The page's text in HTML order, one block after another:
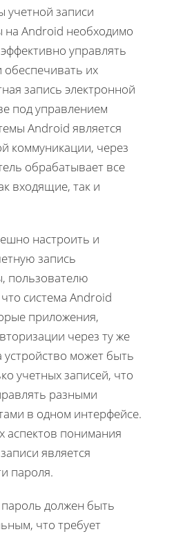
учетной записи
на Android необходимо
управлять
их
запись электронной
под управлением
Android является
коммуникации, через
обрабатывает все
входящие, так и
настроить и
запись
пользователю
система Android
приложения,
через ту же
может быть
учетных записей, что
разными
в одном интерфейсе.
понимания
является
пароля.
должен быть
что требует